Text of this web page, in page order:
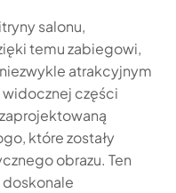
salonu,
temu zabiegowi,
atrakcyjnym
części
które zostały
obrazu. Ten